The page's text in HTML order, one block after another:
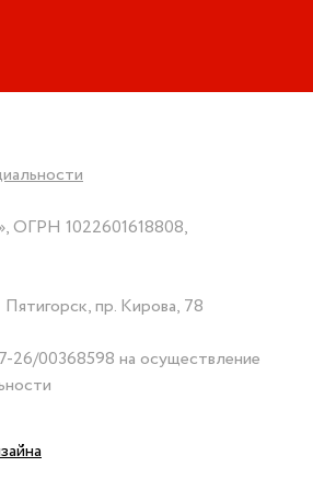
1022601618808,
26/00368598 на осуществление
пр. Кирова, 78